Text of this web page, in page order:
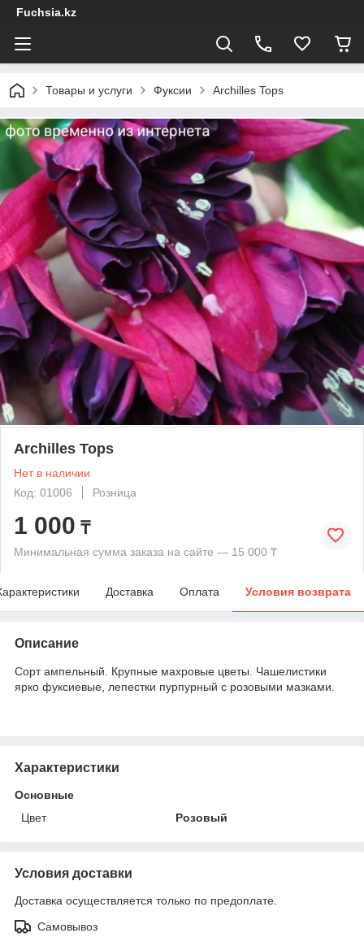
Fuchsia.kz
Товары и услуги Фуксии Archilles Tops
Archilles Tops
Нет в наличии
Код: 01006
Розница
1 000 ₸
Минимальная сумма заказа на сайте — 15 000 ₸
Доставка Оплата Условия возврата
Описание
Сорт ампельный. Крупные махровые цветы. Чашелистики
ярко фуксиевые, лепестки пурпурный с розовыми мазками.
Характеристики
Основные
Цвет
Розовый
Условия доставки
Доставка осуществляется только по предоплате.
Самовывоз